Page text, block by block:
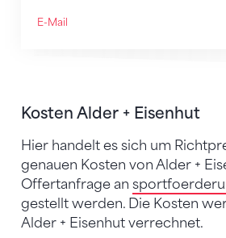
E-Mail
Kosten Alder + Eisenhut
Hier handelt es sich um
genauen Kosten von Alder +
Offertanfrage an
gestellt werden. Die Kosten
Alder + Eisenhut verrechnet.